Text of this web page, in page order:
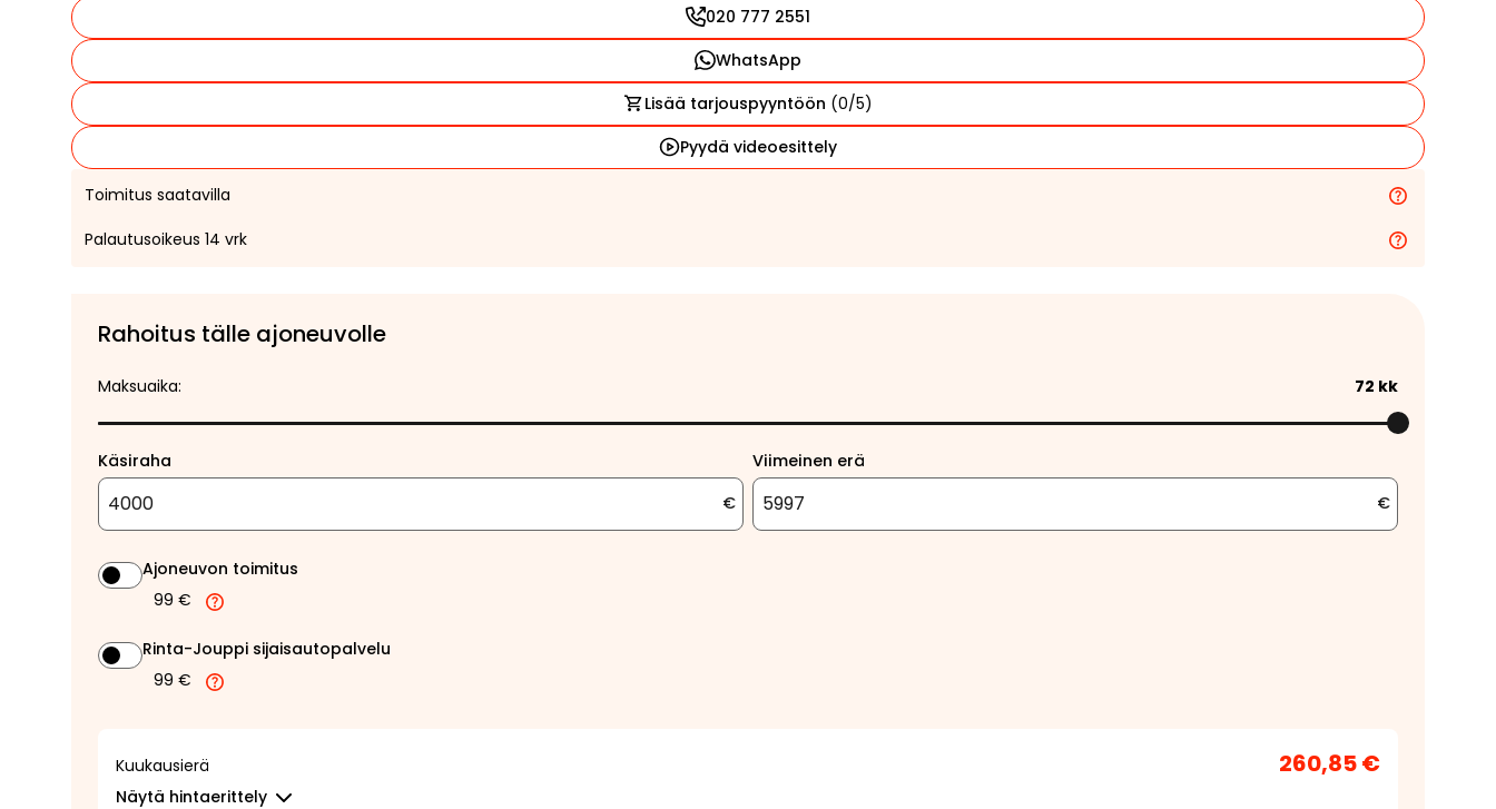
020 777 2551
WhatsApp
Lisää tarjouspyyntöön (0/5)
Pyydä videoesittely
Toimitus saatavilla
Palautusoikeus 14 vrk
Rahoitus tälle ajoneuvolle
Maksuaika: 72 kk
Käsiraha
€
Viimeinen erä
€
Ajoneuvon toimitus
99 €
Rinta-Jouppi sijaisautopalvelu
99 €
Kuukausierä 260,85 €
Näytä hintaerittely